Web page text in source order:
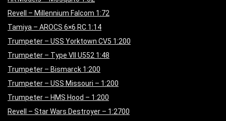
Revell – Millennium Falcom 1:72
Tamiya – AROCS 6×6 RC 1:14
Trumpeter – USS Yorktown CV5 1:200
Trumpeter – Type VII U552 1:48
Trumpeter – Bismarck 1:200
Trumpeter – USS Missouri – 1:200
Trumpeter – HMS Hood – 1:200
Revell – Star Wars Destroyer – 1:2700